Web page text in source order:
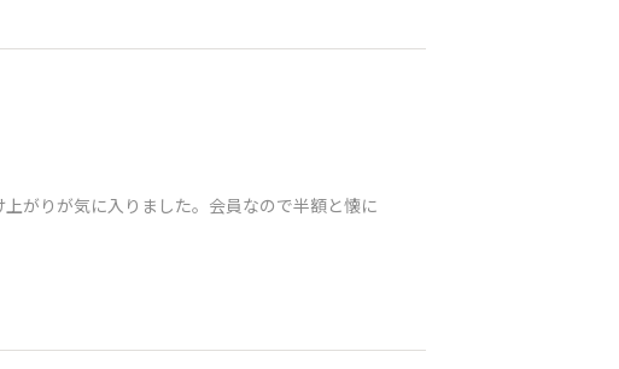
がりが気に入りました。会員なので半額と懐に